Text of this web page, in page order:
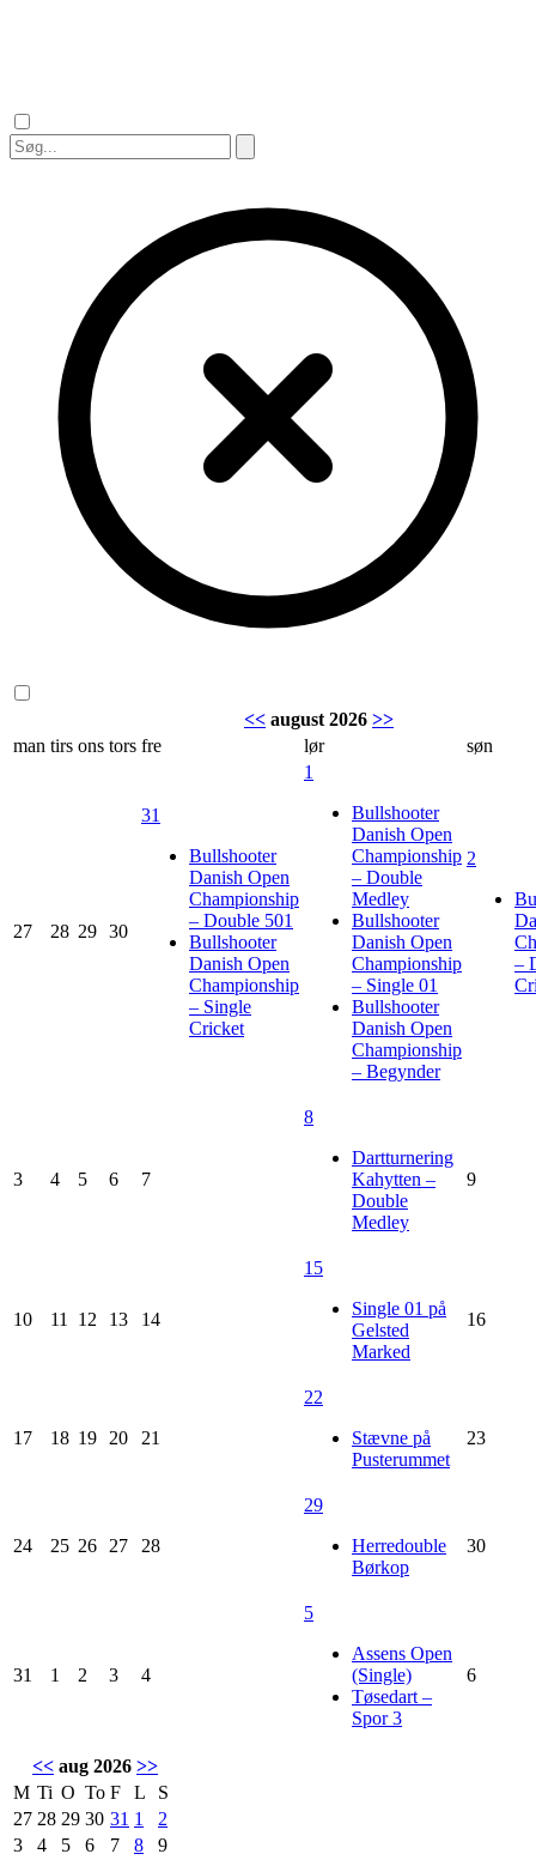
<< august 2026 >>
man tirs ons tors fre lør søn
27 28 29 30
31
Bullshooter
Danish Open
Championship
– Double 501
Bullshooter
Danish Open
Championship
– Single
Cricket
1
Bullshooter
Danish Open
Championship
– Double
Medley
Bullshooter
Danish Open
Championship
– Single 01
Bullshooter
Danish Open
Championship
– Begynder
2
–
3 4 5 6 7
8
Dartturnering
Kahytten –
Double
Medley
9
10 11 12 13 14
15
Single 01 på
Gelsted
Marked
16
17 18 19 20 21
22
Stævne på
Pusterummet
23
24 25 26 27 28
29
Herredouble
Børkop
30
31 1 2 3 4
5
Assens Open
(Single)
Tøsedart –
Spor 3
6
<< aug 2026 >>
M Ti O To F L
S
27 28 29 30 31 1
2
3
4 5 6 7 8
9